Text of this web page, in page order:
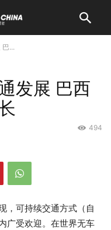
巴...
发展 巴西
494
，可持续交通方式（自
广受欢迎。在世界无车